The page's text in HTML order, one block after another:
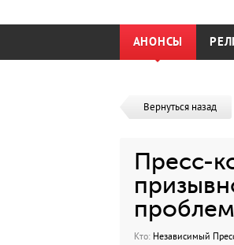
АНОНСЫ
Вернуться назад
Пресс-
Кто:Независимый